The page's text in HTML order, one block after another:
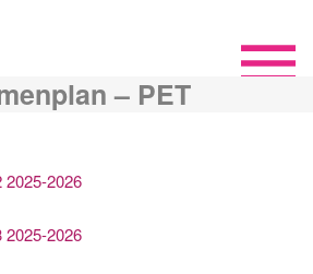
– PET
2025-2026
2025-2026